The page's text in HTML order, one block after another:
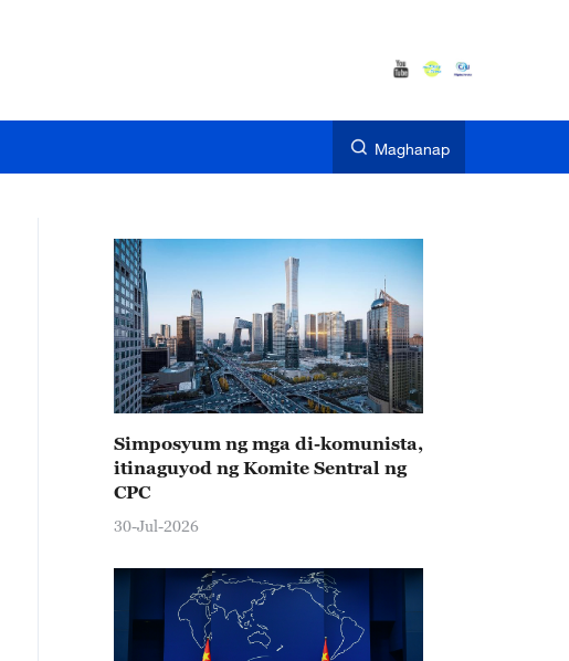
Maghanap
Simposyum ng mga di-komunista,
itinaguyod ng Komite Sentral ng
CPC
30-Jul-2026